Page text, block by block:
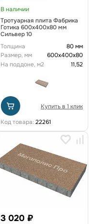
В наличии
Тротуарная плита Фабрика
Готика 600х400х80 мм
Сильвер 10
Толщина
80 мм
Размер, мм
600х400х80
На поддоне, м2
11,52
Купить в 1 клик
Код товара: 22261
3 020 ₽